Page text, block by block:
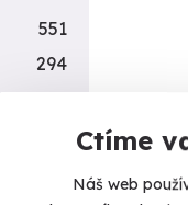
Ctíme
Náš web
551
294
450